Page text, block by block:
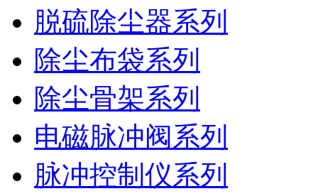
脱硫除尘器系列
除尘布袋系列
除尘骨架系列
电磁脉冲阀系列
脉冲控制仪系列